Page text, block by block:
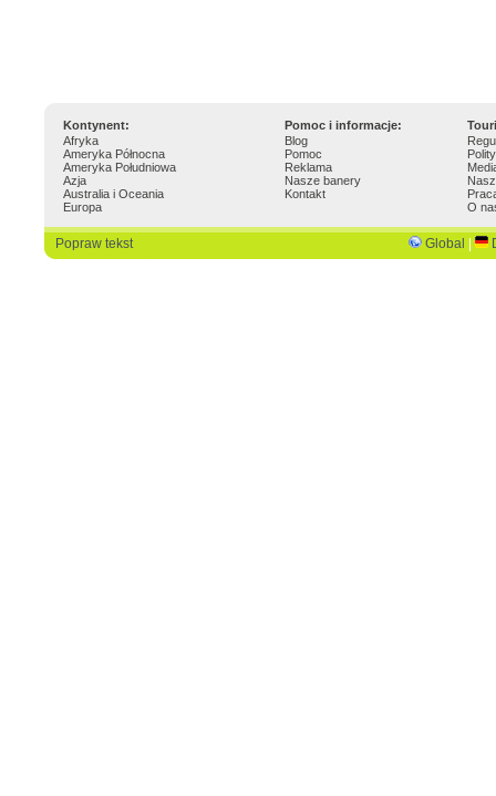
Kontynent: Pomoc i informacje:
Afryka
Ameryka Północna
Ameryka Południowa
Azja
Australia i Oceania
Europa
Blog
Pomoc
Reklama
Nasze banery
Kontakt
O
Popraw tekst Global